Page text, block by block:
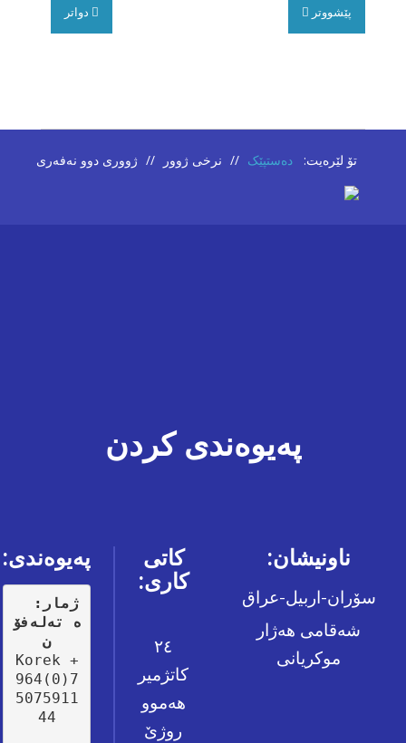
ڤیدیۆ
خزمەتگوزاری
پێشووتر دواتر
تۆ لێرەیت: دەستپێک // نرخی ژوور // ژووری دوو نەفەری
پەیوەندی کردن
ناونیشان:
سۆران-اربیل-عراق
شەقامی هەژار
موکریانی
کاتی
کاری:
٢٤
کاتژمیر
هەموو
روژێ
پەیوەندی:
:ژمار
ە تەلەفۆ
ن
Korek +
964(0)7
5075911
44